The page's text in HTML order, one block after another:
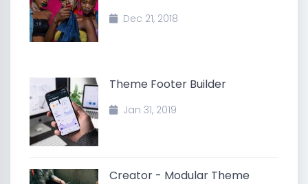
Dec 21, 2018
Theme Footer Builder
Jan 31, 2019
Creator - Modular Theme